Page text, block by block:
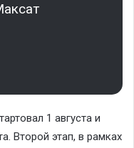
1 августа и
Второй этап, в рамках